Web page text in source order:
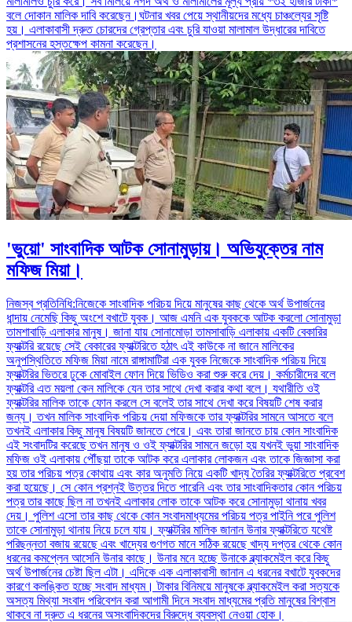
বলে দোকান মালিক দাবি করেছেন।ঘটনার খবর পেয়ে স্থানীয়দের মধ্যে চাঞ্চল্যের সৃষ্টি
হয়। এলাকাবাসী দ্রুত চোরদের গ্রেপ্তার এবং চুরি যাওয়া মালামাল উদ্ধারের দাবিতে
প্রশাসনের হস্তক্ষেপ কামনা করেছেন।
'ভুয়ো' সাংবাদিক আটক সোনামুড়ায়। অভিযুক্তের নাম
মফিজ মিয়া।
নিজস্ব প্রতিনিধি:নিজেকে সাংবাদিক পরিচয় দিয়ে মানুষের কাছ থেকে অর্থ উপার্জনের
ধান্দায় নেমেছি কিছু অংশে বখাটে যুবক। আজ এমনি এক যুবককে আটক করলো সোনামুড়া
তামশাবাড়ি এলাকার মানুষ। জানা যায় সোনামোড়া তামসাবাড়ি এলাকায় একটি বেকারির
ফ্যাক্টরি রয়েছে সেই বেকারের ফ্যাক্টরিতে হঠাৎ এই কাউকে না জানে মালিকের
অনুপস্থিতিতে মফিজ মিয়া নামে রাঙ্গামাটিরা এক যুবক নিজেকে সাংবাদিক পরিচয় দিয়ে
ফ্যাক্টরির ভিতরে ঢুকে মোবাইল ফোন দিয়ে ভিডিও করা শুরু করে দেয়। কর্মচারীদের বলে
ফ্যাক্টরি এত ময়লা কেন মালিকে যেন তার সাথে দেখা করার কথা বলে। যথারীতি ওই
ফ্যাক্টরির মালিক তাকে ফোন করলে সে বলেই তার সাথে দেখা করে বিষয়টি শেষ করার
জন্য। তখন মালিক সাংবাদিক পরিচয় দেয়া মফিজকে তার ফ্যাক্টরির সামনে আসতে বলে
তখনই এলাকার কিছু মানুষ বিষয়টি জানতে পেরে। এবং তারা জানতে চায় কোন সাংবাদিক
এই সংবাদটির করেছে তখন মানুষ ও ওই ফ্যাক্টরির সামনে জড়ো হয় যখনই ভুয়া সাংবাদিক
মফিজ ওই এলাকায় পৌঁছয়া তাকে আটক করে এলাকার লোকজন এবং তাকে জিজ্ঞাসা করা
হয় তার পরিচয় পত্র কোথায় এবং কার অনুমতি নিয়ে একটি খাদ্য তৈরির ফ্যাক্টরিতে প্রবেশ
করা হয়েছে। সে কোন প্রশ্নই উত্তর দিতে পারেনি এবং তার সাংবাদিকতার কোন পরিচয়
পত্র তার কাছে ছিল না তখনই এলাকার লোক তাকে আটক করে সোনামুড়া থানায় খবর
দেয়। পুলিশ এসো তার কাছ থেকে কোন সংবাদমাধ্যমের পরিচয় পত্র পাইনি পরে পুলিশ
তাকে সোনামুড়া থানায় নিয়ে চলে যায়। ফ্যাক্টরির মালিক জানান উনার ফ্যাক্টরিতে যথেষ্ট
পরিছন্নতা বজায় রয়েছে এবং খাদ্যের গুণগত মানে সঠিক রয়েছে খাদ্য দপ্তর থেকে কোন
ধরনের কমপ্লেন আসেনি উনার কাছে। উনার মনে হচ্ছে উনাকে ব্ল্যাকমেইল করে কিছু
অর্থ উপার্জনের চেষ্টা ছিল এটা। এদিকে এক এলাকাবাসী জানান এ ধরনের বখাটে যুবকদের
কারণে কলঙ্কিত হচ্ছে সংবাদ মাধ্যম। টাকার বিনিময়ে মানুষকে ব্ল্যাকমেইল করা সত্যকে
অসত্য মিথ্যা সংবাদ পরিবেশন করা আগামী দিনে সংবাদ মাধ্যমের প্রতি মানুষের বিশ্বাস
থাকবে না দ্রুত এ ধরনের অসংবাদিকদের বিরুদ্ধে ব্যবস্থা নেওয়া হোক।